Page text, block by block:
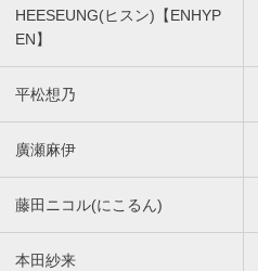
HEESEUNG(ヒスン)【ENHYP
EN】
平松想乃
廣瀬麻伊
藤田ニコル(にこるん)
本田紗来